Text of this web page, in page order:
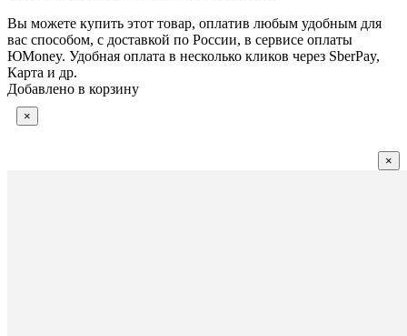
Вы можете купить этот товар, оплатив любым удобным для
вас способом, с доставкой по России, в сервисе оплаты
ЮMoney. Удобная оплата в несколько кликов через SberPay,
Карта и др.
Добавлено в корзину
×
×